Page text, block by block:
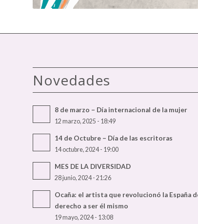
Novedades
8 de marzo – Día internacional de la mujer
12 marzo, 2025 - 18:49
14 de Octubre – Día de las escritoras
14 octubre, 2024 - 19:00
MES DE LA DIVERSIDAD
28 junio, 2024 - 21:26
Ocaña: el artista que revolucionó la España
derecho a ser él mismo
19 mayo, 2024 - 13:08